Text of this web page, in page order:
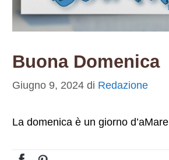
Buona Domenica
Giugno 9, 2024 di Redazione
La domenica è un giorno d’aMare